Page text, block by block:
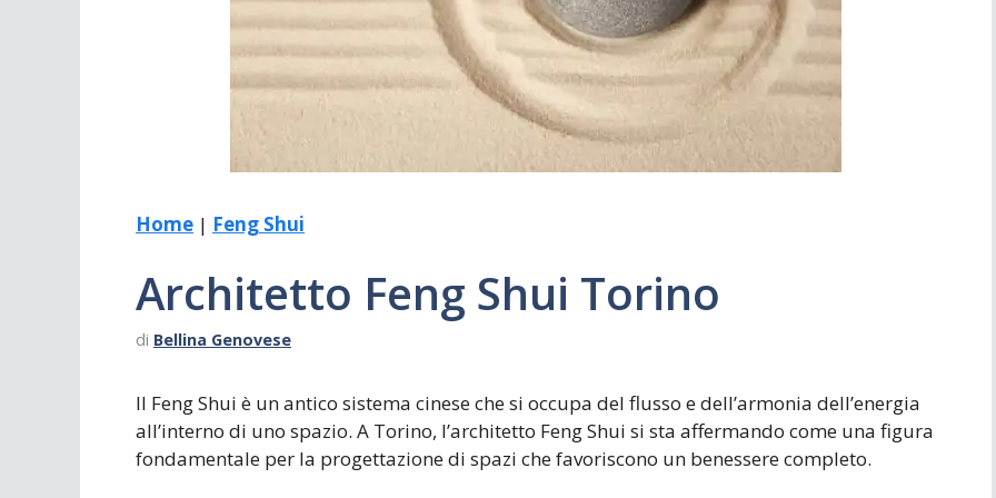
Scrivere Simboli
Stagioni Ufficio
Home | Feng Shui
Architetto Feng Shui Torino
di Bellina Genovese
Il Feng Shui è un antico sistema cinese che si occupa del flusso e dell’armonia dell’energia
all’interno di uno spazio. A Torino, l’architetto Feng Shui si sta affermando come una figura
fondamentale per la progettazione di spazi che favoriscono un benessere completo.